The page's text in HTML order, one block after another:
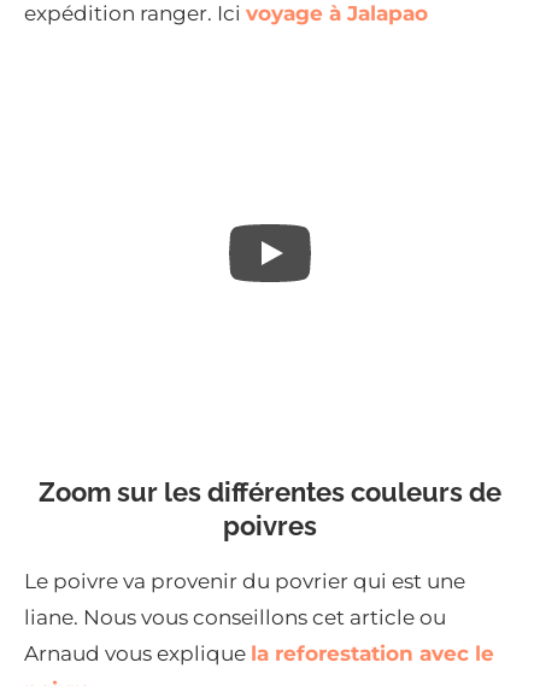
expédition ranger. Ici voyage à Jalapao
Zoom sur les différentes couleurs de
poivres
Le poivre va provenir du povrier qui est une
liane. Nous vous conseillons cet article ou
Arnaud vous explique la reforestation avec le